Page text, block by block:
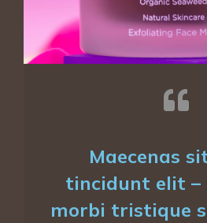
Maecenas
tincidunt elit
morbi tristique